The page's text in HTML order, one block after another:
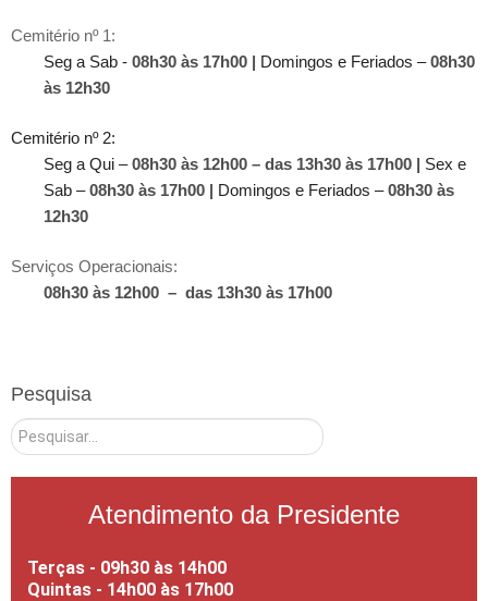
Pesquisa
Pesquisar
Atendimento da Presidente
Terças - 09h30 às 14h00
Quintas - 14h00 às 17h00
Cemitério nº 1:
Seg a Sab - 08h30 às 17h00 | Domingos e Feriados –08h30
às 12h30
Cemitério nº 2:
Seg a Qui – 08h30 às 12h00 – das 13h30 às 17h00
Sex e
Sab – 08h30 às 17h00 | Domingos e Feriados –08h30 às
12h30
Serviços Operacionais:
08h30 às 12h00 – das 13h30 às 17h00